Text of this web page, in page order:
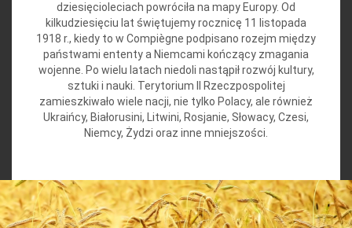
dziesięcioleciach powróciła na mapy Europy. Od
kilkudziesięciu lat świętujemy rocznicę 11 listopada
1918 r., kiedy to w Compiègne podpisano rozejm między
państwami ententy a Niemcami kończący zmagania
wojenne. Po wielu latach niedoli nastąpił rozwój kultury,
sztuki i nauki. Terytorium II Rzeczpospolitej
zamieszkiwało wiele nacji, nie tylko Polacy, ale również
Ukraińcy, Białorusini, Litwini, Rosjanie, Słowacy, Czesi,
Niemcy, Żydzi oraz inne mniejszości.